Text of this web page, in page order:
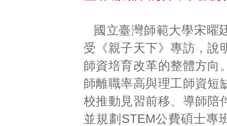
國立臺灣師範大學宋曜
受《親子天下》專訪，說
師資培育改革的整體方向
師離職率高與理工師資短
校推動見習前移、導師陪
並規劃STEM公費碩士專